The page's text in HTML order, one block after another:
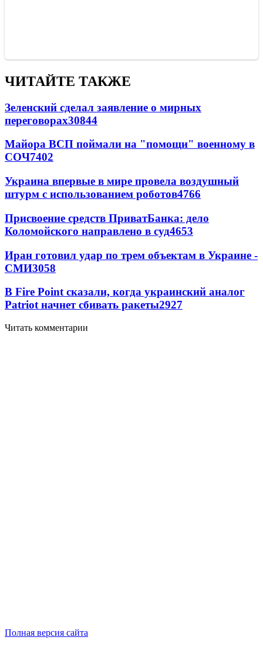
ЧИТАЙТЕ ТАКЖЕ
Зеленский сделал заявление о мирных
переговорах30844
Майора ВСП поймали на "помощи" военному в
СОЧ7402
Украина впервые в мире провела воздушный
штурм с использованием роботов4766
Присвоение средств ПриватБанка: дело
Коломойского направлено в суд4653
Иран готовил удар по трем объектам в Украине -
СМИ3058
В Fire Point сказали, когда украинский аналог
Patriot начнет сбивать ракеты2927
Читать комментарии
Полная версия сайта